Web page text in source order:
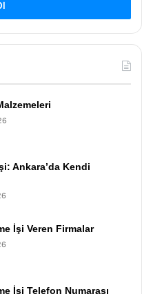
Ankara’da Kendi
İşi Veren Firmalar
İşi Telefon Numarası